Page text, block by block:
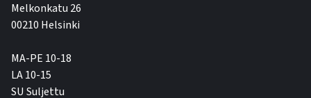
Melkonkatu 26
00210 Helsinki
MA-PE 10-18
LA 10-15
SU Suljettu